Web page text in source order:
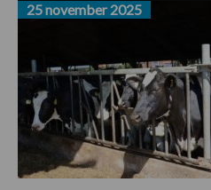
25 november 2025